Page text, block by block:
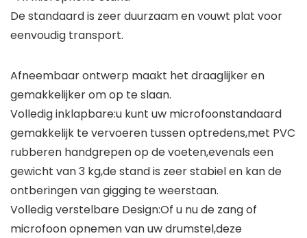
De standaard is zeer duurzaam en vouwt plat voor
eenvoudig transport.
Afneembaar ontwerp maakt het draaglijker en
gemakkelijker om op te slaan.
Volledig inklapbare:u kunt uw microfoonstandaard
gemakkelijk te vervoeren tussen optredens,met PVC
rubberen handgrepen op de voeten,evenals een
gewicht van 3 kg,de stand is zeer stabiel en kan de
ontberingen van gigging te weerstaan.
Volledig verstelbare Design:Of u nu de zang of
microfoon opnemen van uw drumstel,deze